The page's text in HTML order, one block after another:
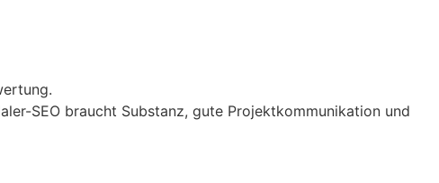
SEO braucht Substanz, gute Projektkommunikation und